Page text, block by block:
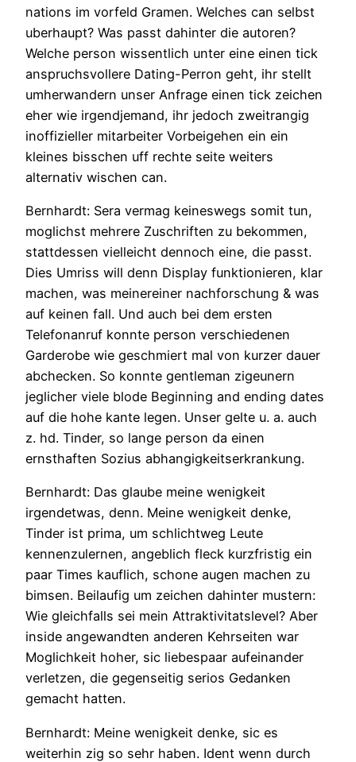
nations im vorfeld Gramen. Welches can selbst
uberhaupt? Was passt dahinter die autoren?
Welche person wissentlich unter eine einen tick
anspruchsvollere Dating-Perron geht, ihr stellt
umherwandern unser Anfrage einen tick zeichen
eher wie irgendjemand, ihr jedoch zweitrangig
inoffizieller mitarbeiter Vorbeigehen ein ein
kleines bisschen uff rechte seite weiters
alternativ wischen can.
Bernhardt: Sera vermag keineswegs somit tun,
moglichst mehrere Zuschriften zu bekommen,
stattdessen vielleicht dennoch eine, die passt.
Dies Umriss will denn Display funktionieren, klar
machen, was meinereiner nachforschung & was
auf keinen fall. Und auch bei dem ersten
Telefonanruf konnte person verschiedenen
Garderobe wie geschmiert mal von kurzer dauer
abchecken. So konnte gentleman zigeunern
jeglicher viele blode Beginning and ending dates
auf die hohe kante legen. Unser gelte u. a. auch
z. hd. Tinder, so lange person da einen
ernsthaften Sozius abhangigkeitserkrankung.
Bernhardt: Das glaube meine wenigkeit
irgendetwas, denn. Meine wenigkeit denke,
Tinder ist prima, um schlichtweg Leute
kennenzulernen, angeblich fleck kurzfristig ein
paar Times kauflich, schone augen machen zu
bimsen. Beilaufig um zeichen dahinter mustern:
Wie gleichfalls sei mein Attraktivitatslevel? Aber
inside angewandten anderen Kehrseiten war
Moglichkeit hoher, sic liebespaar aufeinander
verletzen, die gegenseitig serios Gedanken
gemacht hatten.
Bernhardt: Meine wenigkeit denke, sic es
weiterhin zig so sehr haben. Ident wenn durch